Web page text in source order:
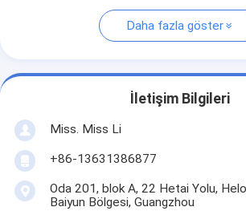
Daha fazla göster
İletişim Bilgileri
Miss. Miss Li
+86-13631386877
Oda 201, blok A, 22 Hetai Yolu,
Baiyun Bölgesi, Guangzhou